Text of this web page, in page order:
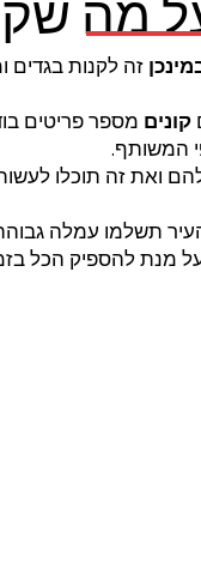
מה
זה לקנות
קונים מספר פריטים
המשותף.
ואת זה תוכלו
תשלמו עמלה
מנת להספיק הכל